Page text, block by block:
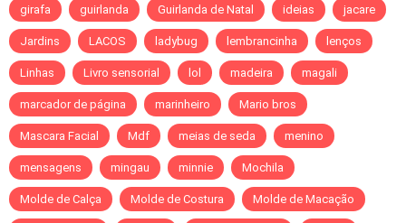
girafa guirlanda Guirlanda de Natal ideias jacare
Jardins LACOS ladybug lembrancinha lenços
Linhas Livro sensorial lol madeira magali
marcador de página marinheiro Mario bros
Mascara Facial Mdf meias de seda menino
mensagens mingau minnie Mochila
Molde de Calça Molde de Costura Molde de Macação